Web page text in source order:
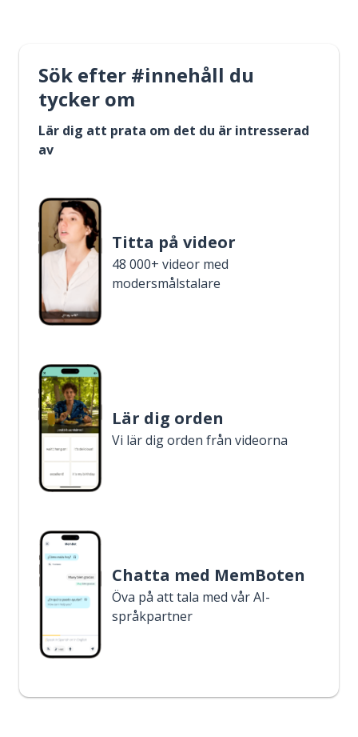
Sök efter #innehåll du
tycker om
Lär dig att prata om det du är intresserad
av
Titta på videor
48 000+ videor med
modersmålstalare
Lär dig orden
Vi lär dig orden från videorna
Chatta med MemBoten
Öva på att tala med vår AI-
språkpartner